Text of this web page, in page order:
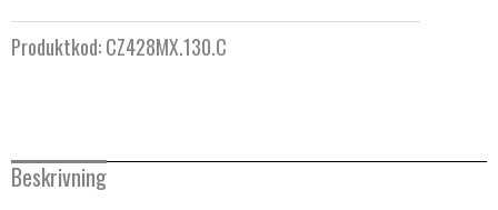
CZ
428
130
länkar
Produktkod:CZ428MX.130.C
Beskrivning